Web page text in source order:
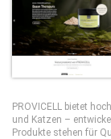
PROVICELL bietet
und Katzen –
Produkte stehen für